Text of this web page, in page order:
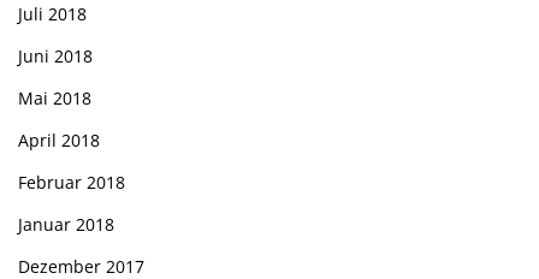
Juli 2018
Juni 2018
Mai 2018
April 2018
Februar 2018
Januar 2018
Dezember 2017